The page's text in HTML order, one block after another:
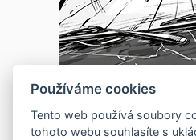
Používáme cookies
Tento web používá soubory
tohoto webu souhlasíte s